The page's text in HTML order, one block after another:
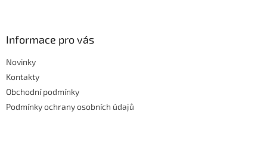
Informace pro vás
Novinky
Kontakty
Obchodní podmínky
Podmínky ochrany osobních údajů